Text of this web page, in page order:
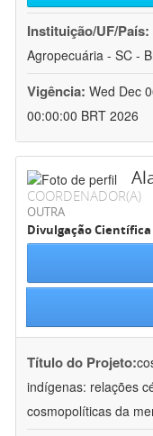
Instituição/UF/País:
Agropecuária - SC -
Vigência: Wed Dec
00:00:00 BRT 2026
COORDENADOR(A)
OUTRA
Divulgação Científica
Título do Projeto:
indígenas: relações
cosmopolíticas da